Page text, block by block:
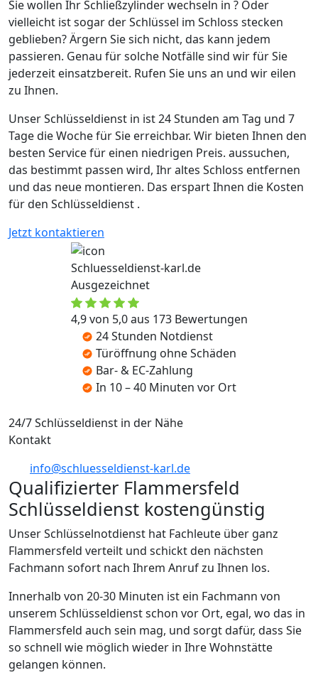
Sie wollen Ihr Schließzylinder wechseln in ? Oder
vielleicht ist sogar der Schlüssel im Schloss stecken
geblieben? Ärgern Sie sich nicht, das kann jedem
passieren. Genau für solche Notfälle sind wir für Sie
jederzeit einsatzbereit. Rufen Sie uns an und wir eilen
zu Ihnen.
Unser Schlüsseldienst in ist 24 Stunden am Tag und 7
Tage die Woche für Sie erreichbar. Wir bieten Ihnen den
besten Service für einen niedrigen Preis. aussuchen,
das bestimmt passen wird, Ihr altes Schloss entfernen
und das neue montieren. Das erspart Ihnen die Kosten
für den Schlüsseldienst .
Jetzt kontaktieren
Schluesseldienst-karl.de
Ausgezeichnet
4,9 von 5,0 aus 173 Bewertungen
24 Stunden Notdienst
Türöffnung ohne Schäden
Bar- & EC-Zahlung
In 10 – 40 Minuten vor Ort
24/7 Schlüsseldienst in der Nähe
Kontakt
info@schluesseldienst-karl.de
Qualifizierter Flammersfeld
Schlüsseldienst kostengünstig
Unser Schlüsselnotdienst hat Fachleute über ganz
Flammersfeld verteilt und schickt den nächsten
Fachmann sofort nach Ihrem Anruf zu Ihnen los.
Innerhalb von 20-30 Minuten ist ein Fachmann von
unserem Schlüsseldienst schon vor Ort, egal, wo das in
Flammersfeld auch sein mag, und sorgt dafür, dass Sie
so schnell wie möglich wieder in Ihre Wohnstätte
gelangen können.